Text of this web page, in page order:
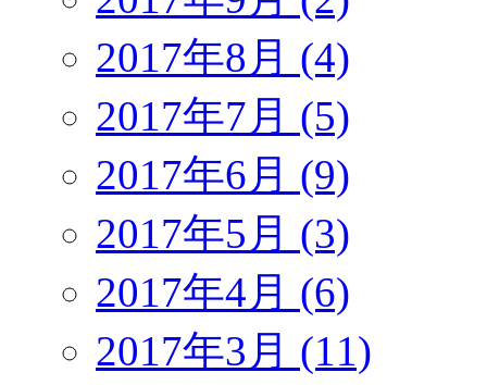
2017年8月 (4)
2017年7月 (5)
2017年6月 (9)
2017年5月 (3)
2017年4月 (6)
2017年3月 (11)